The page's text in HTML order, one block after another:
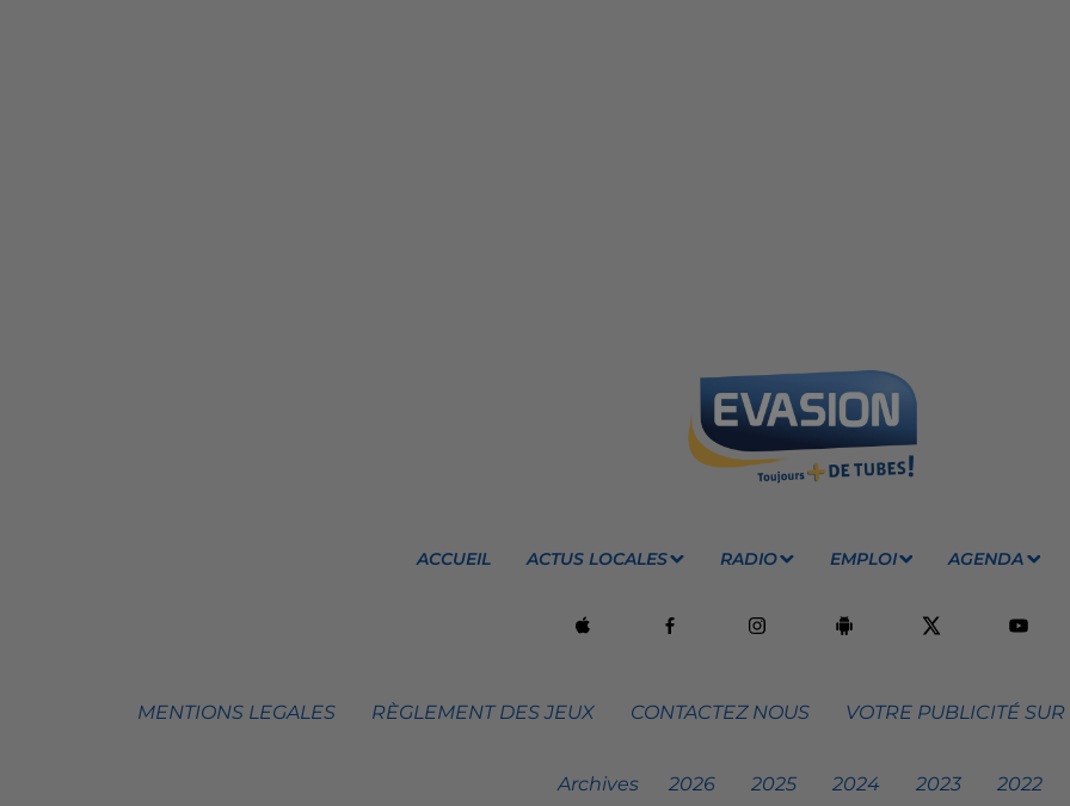
ACCUEIL ACTUS LOCALES RADIO EMPLOI AGENDA
MENTIONS LEGALES RÈGLEMENT DES JEUX CONTACTEZ NOUS VOTRE PUBLICITÉ
Archives 2026 2025 2024 2023 2022